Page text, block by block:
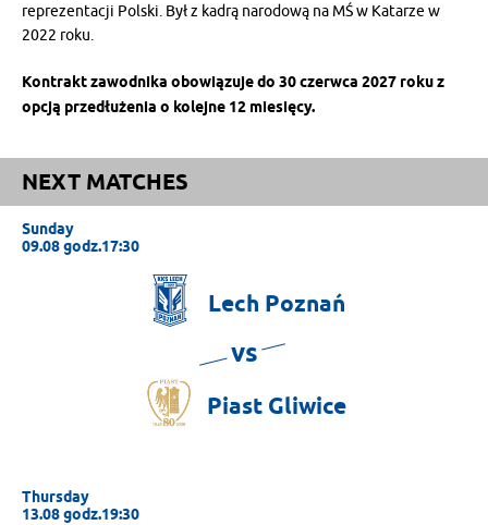
reprezentacji Polski. Był z kadrą narodową na MŚ w Katarze w
2022 roku.
Kontrakt zawodnika obowiązuje do 30 czerwca 2027 roku z
opcją przedłużenia o kolejne 12 miesięcy.
NEXT MATCHES
Sunday
09.08 godz.17:30
Lech Poznań
vs
Piast Gliwice
Thursday
13.08 godz.19:30